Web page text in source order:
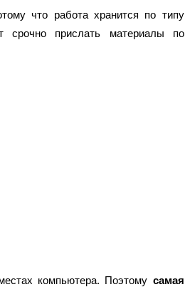
что работа хранится по типу
срочно прислать материалы по
компьютера. Поэтому самая